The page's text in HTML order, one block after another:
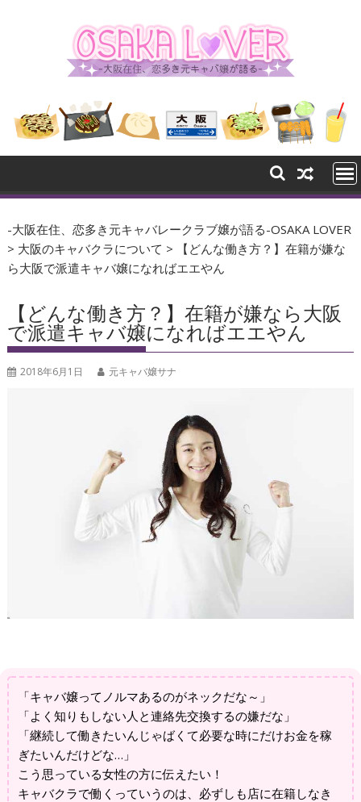
-大阪在住、恋多き元キャバレークラブ嬢が語る-OSAKA LOVER
> 大阪のキャバクラについて >
【どんな働き方？】在籍が嫌な
ら大阪で派遣キャバ嬢になればエエやん
【どんな働き方？】在籍が嫌なら大阪
で派遣キャバ嬢になればエエやん
2018年6月1日 元キャバ嬢サナ
「キャバ嬢ってノルマあるのがネックだな～」
「よく知りもしない人と連絡先交換するの嫌だな」
「継続して働きたいんじゃばくて必要な時にだけお金を稼
ぎたいんだけどな…」
こう思っている女性の方に伝えたい！
キャバクラで働くっていうのは、必ずしも店に在籍しなき